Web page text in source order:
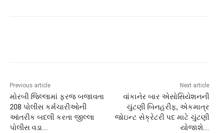
Previous article
મોરબી જિલ્લામાં ફરજ બજાવતા
208 પોલીસ કર્મચારીઓની
આંતરીક બદલી કરતા જીલ્લા
પોલીસ વડા….
Next article
વાંકાનેર બાર એસોસિયેશનની
ચુંટણી બિનહરીફ, એકમાત્ર
જોઇન્ટ સેક્રેટરી પદ માટે ચુંટણી
યોજાશે….